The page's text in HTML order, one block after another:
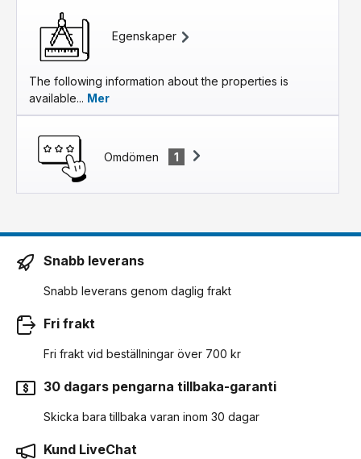
Egenskaper
The following information about the properties is
available... Mer
Omdömen 1
Snabb leverans
Snabb leverans genom daglig frakt
Fri frakt
Fri frakt vid beställningar över 700 kr
30 dagars pengarna tillbaka-garanti
Skicka bara tillbaka varan inom 30 dagar
Kund LiveChat